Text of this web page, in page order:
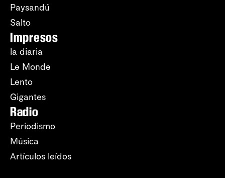
Paysandú
Salto
Impresos
la diaria
Le Monde
Lento
Gigantes
Radio
Periodismo
Música
Artículos leídos